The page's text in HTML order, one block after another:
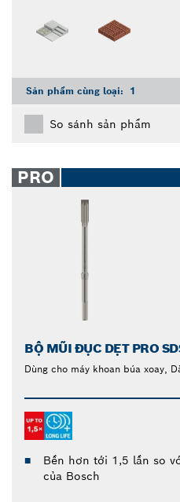
Sản phẩm cùng loại: 1
So sánh sản phẩm
PRO
BỘ MŨI ĐỤC DẸT PRO
Dùng cho máy khoan búa xoay,
Bền hơn tới 1,5 lần so
của Bosch